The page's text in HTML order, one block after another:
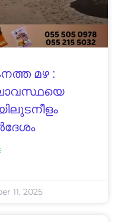
മഴ :
11, 2025